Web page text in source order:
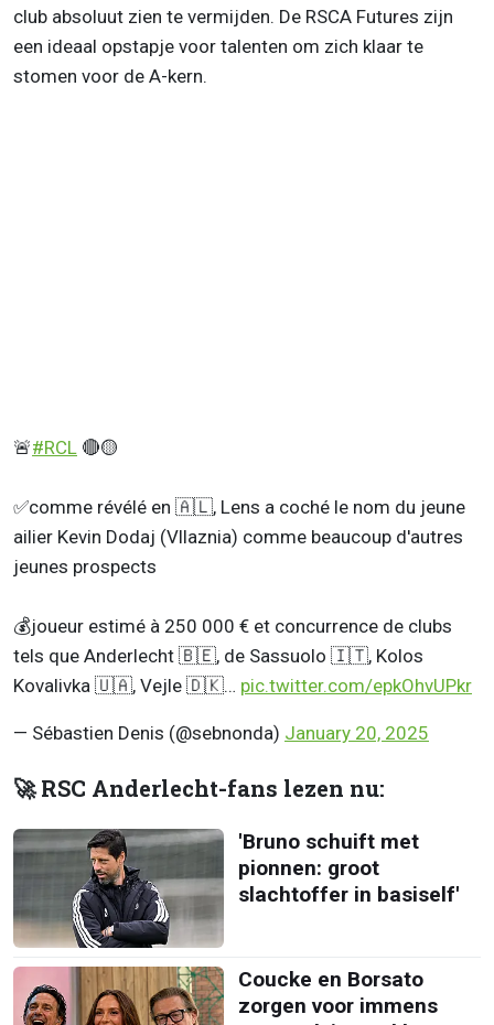
club absoluut zien te vermijden. De RSCA Futures zijn
een ideaal opstapje voor talenten om zich klaar te
stomen voor de A-kern.
🚨#RCL 🔴🟡
✅comme révélé en 🇦🇱, Lens a coché le nom du jeune
ailier Kevin Dodaj (Vllaznia) comme beaucoup d'autres
jeunes prospects
💰joueur estimé à 250 000 € et concurrence de clubs
tels que Anderlecht 🇧🇪, de Sassuolo 🇮🇹, Kolos
Kovalivka 🇺🇦, Vejle 🇩🇰… pic.twitter.com/epkOhvUPkr
— Sébastien Denis (@sebnonda) January 20, 2025
🚀 RSC Anderlecht-fans lezen nu:
'Bruno schuift met
pionnen: groot
slachtoffer in basiself'
Coucke en Borsato
zorgen voor immens